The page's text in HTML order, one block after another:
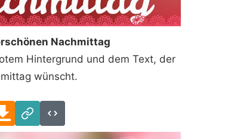
Nachmittag
Hintergrund und dem Text, der
wünscht.
Download
Link